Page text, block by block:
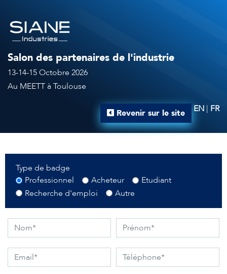
Salon des partenaires de l'industrie
13-14-15 Octobre 2026
Au MEETT à Toulouse
Revenir sur le site EN | FR
Type de badge
Professionnel
Acheteur
Etudiant
Recherche d'emploi
Autre